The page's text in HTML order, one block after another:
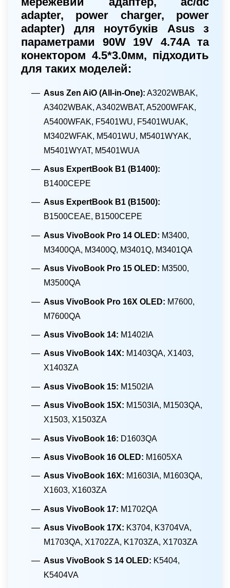
adapter, power charger, power
adapter) для ноутбуків Asus з
параметрами 90W 19V 4.74A та
конектором 4.5*3.0мм, підходить
для таких моделей:
Asus Zen AiO (All-in-One): A3202WBAK,
A3402WBAK, A3402WBAT, A5200WFAK,
A5400WFAK, F5401WU, F5401WUAK,
M3402WFAK, M5401WU, M5401WYAK,
M5401WYAT, M5401WUA
Asus ExpertBook B1 (B1400):
B1400CEPE
Asus ExpertBook B1 (B1500):
B1500CEAE, B1500CEPE
Asus VivoBook Pro 14 OLED: M3400,
M3400QA, M3400Q, M3401Q, M3401QA
Asus VivoBook Pro 15 OLED: M3500,
M3500QA
Asus VivoBook Pro 16X OLED: M7600,
M7600QA
Asus VivoBook 14: M1402IA
Asus VivoBook 14X: M1403QA, X1403,
X1403ZA
Asus VivoBook 15: M1502IA
Asus VivoBook 15X: M1503IA, M1503QA,
X1503, X1503ZA
Asus VivoBook 16: D1603QA
Asus VivoBook 16 OLED: M1605XA
Asus VivoBook 16X: M1603IA, M1603QA,
X1603, X1603ZA
Asus VivoBook 17: M1702QA
Asus VivoBook 17X: K3704, K3704VA,
M1703QA, X1702ZA, K1703ZA, X1703ZA
Asus VivoBook S 14 OLED: K5404,
K5404VA